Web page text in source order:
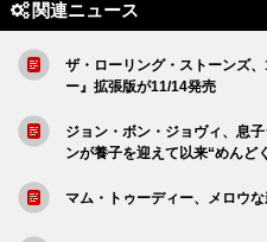
関連ニュース
ザ・ローリング・ストーンズ
ー』拡張版が11/14発売
ジョン・ボン・ジョヴィ、息
ンが養子を迎えて以来“めんど
マム・トゥーディー、メロウ